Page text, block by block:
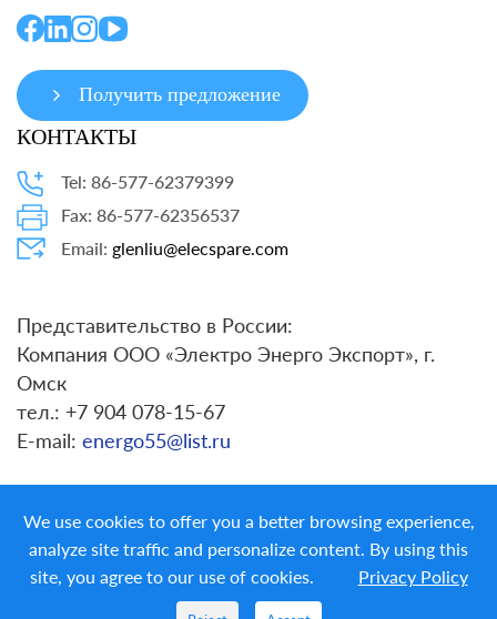
Получить предложение
КОНТАКТЫ
Tel: 86-577-62379399
Fax: 86-577-62356537
Email: glenliu@elecspare.com
Представительство в России:
Компания ООО «Электро Энерго Экспорт», г.
Омск
тел.: +7 904 078-15-67
E-mail: energo55@list.ru
Copyright ©LIYOND ELECTRIC CO. LTD.
All Rights
We use cookies to offer you a better browsing experience,
analyze site traffic and personalize content. By using this
site, you agree to our use of cookies. Privacy Policy